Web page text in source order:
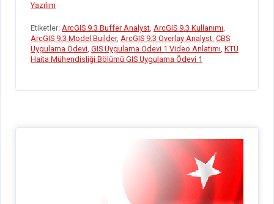
o
o
k
p
p
s
er
gr
a
m
Yazılım
Etiketler: ArcGIS 9.3 Buffer Analyst, ArcGIS 9.3 Kullanımı,
ArcGIS 9.3 Model Builder, ArcGIS 9.3 Overlay Analyst, CBS
Uygulama Ödevi, GIS Uygulama Ödevi 1 Video Anlatımı, KTÜ
Haita Mühendisliği Bölümü GIS Uygulama Ödevi 1